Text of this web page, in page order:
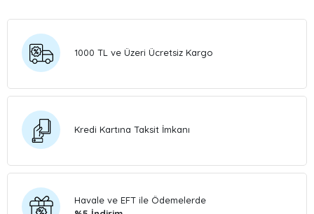
1000 TL ve Üzeri Ücretsiz Kargo
Kredi Kartına Taksit İmkanı
Havale ve EFT ile Ödemelerde